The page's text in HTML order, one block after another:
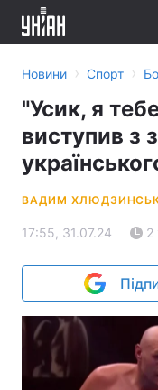
Новини › Спорт ›
"Усик, я
виступив з
ВАДИМ
17:55, 31.07.24 2